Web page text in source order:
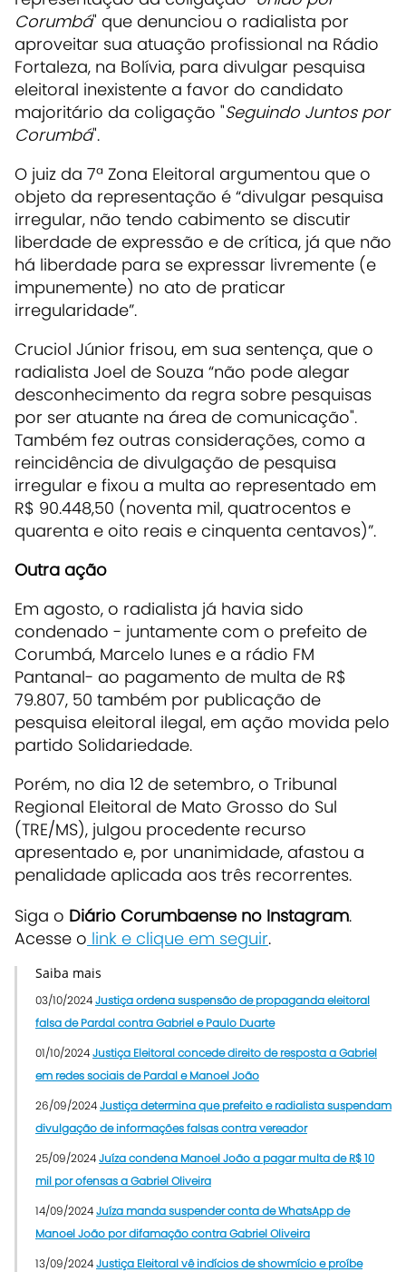
Corumbá" que denunciou o radialista por
aproveitar sua atuação profissional na Rádio
Fortaleza, na Bolívia, para divulgar pesquisa
eleitoral inexistente a favor do candidato
majoritário da coligação "Seguindo Juntos por
Corumbá".
O juiz da 7ª Zona Eleitoral argumentou que o
objeto da representação é “divulgar pesquisa
irregular, não tendo cabimento se discutir
liberdade de expressão e de crítica, já que não
há liberdade para se expressar livremente (e
impunemente) no ato de praticar
irregularidade”.
Cruciol Júnior frisou, em sua sentença, que o
radialista Joel de Souza “não pode alegar
desconhecimento da regra sobre pesquisas
por ser atuante na área de comunicação".
Também fez outras considerações, como a
reincidência de divulgação de pesquisa
irregular e fixou a multa ao representado em
R$ 90.448,50 (noventa mil, quatrocentos e
quarenta e oito reais e cinquenta centavos)”.
Outra ação
Em agosto, o radialista já havia sido
condenado - juntamente com o prefeito de
Corumbá, Marcelo Iunes e a rádio FM
Pantanal- ao pagamento de multa de R$
79.807, 50 também por publicação de
pesquisa eleitoral ilegal, em ação movida pelo
partido Solidariedade.
Porém, no dia 12 de setembro, o Tribunal
Regional Eleitoral de Mato Grosso do Sul
(TRE/MS), julgou procedente recurso
apresentado e, por unanimidade, afastou a
penalidade aplicada aos três recorrentes.
Siga o Diário Corumbaense no Instagram.
Acesse o link e clique em seguir.
Saiba mais
03/10/2024Justiça ordena suspensão de propaganda eleitoral
falsa de Pardal contra Gabriel e Paulo Duarte
01/10/2024Justiça Eleitoral concede direito de resposta a Gabriel
em redes sociais de Pardal e Manoel João
26/09/2024Justiça determina que prefeito e radialista suspendam
divulgação de informações falsas contra vereador
25/09/2024Juíza condena Manoel João a pagar multa de R$ 10
mil por ofensas a Gabriel Oliveira
14/09/2024Juíza manda suspender conta de WhatsApp de
Manoel João por difamação contra Gabriel Oliveira
13/09/2024Justiça Eleitoral vê indícios de showmício e proíbe